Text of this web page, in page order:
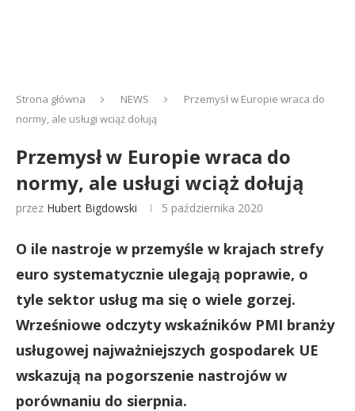
Strona główna NEWS
Przemysł w Europie wraca do
normy, ale usługi wciąż dołują
Przemysł w Europie wraca do
normy, ale usługi wciąż dołują
przez Hubert Bigdowski 5 października 2020
O ile nastroje w przemyśle w krajach strefy
euro systematycznie ulegają poprawie, o
tyle sektor usług ma się o wiele gorzej.
Wrześniowe odczyty wskaźników PMI branży
usługowej najważniejszych gospodarek UE
wskazują na pogorszenie nastrojów w
porównaniu do sierpnia.